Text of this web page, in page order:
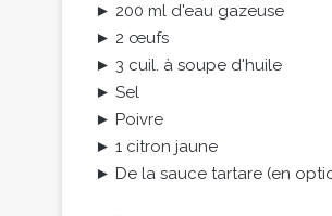
► 200 ml d'eau gazeuse
► 2 œufs
► 3 cuil. à soupe d'huile
► Sel
► Poivre
► 1 citron jaune
► De la sauce tartare (en